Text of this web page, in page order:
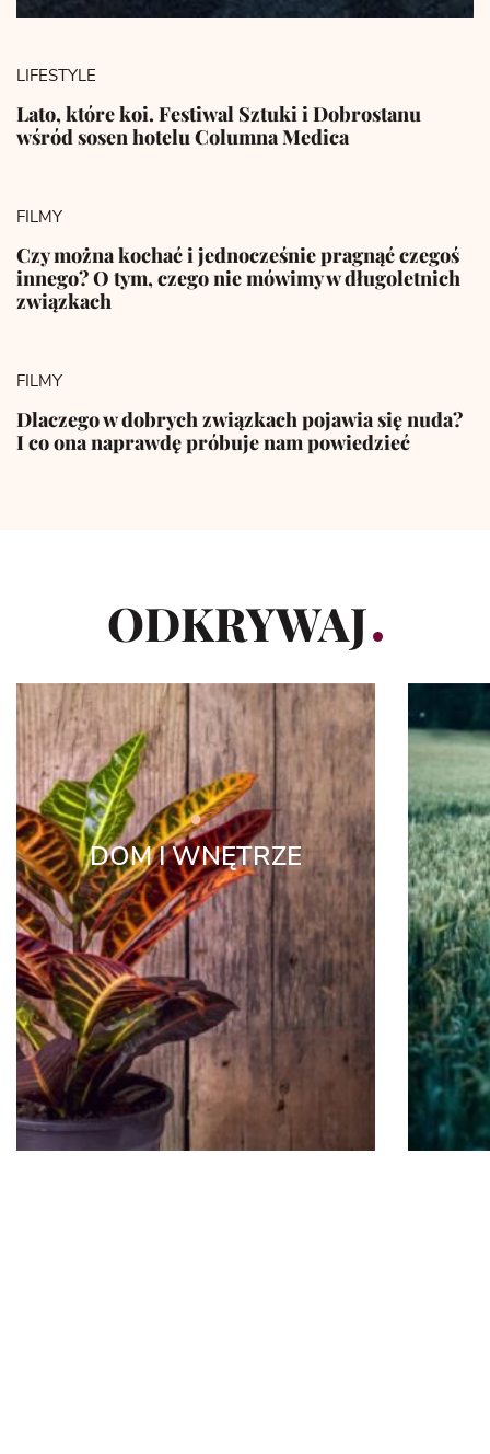
LIFESTYLE
Lato, które koi. Festiwal Sztuki i Dobrostanu
wśród sosen hotelu Columna Medica
FILMY
Czy można kochać i jednocześnie pragnąć czegoś
innego? O tym, czego nie mówimy w długoletnich
związkach
FILMY
Dlaczego w dobrych związkach pojawia się nuda?
I co ona naprawdę próbuje nam powiedzieć
ODKRYWAJ
DOM I WNĘTRZE